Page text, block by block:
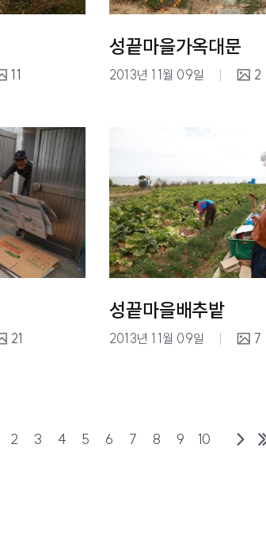
11
성끝마을가옥대문
2013년 11월 09일 2
21
성끝마을배추밭
2013년 11월 09일 7
2 3 4 5 6 7 8 9 10